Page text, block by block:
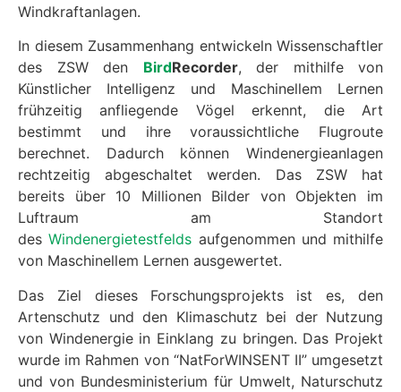
Windkraftanlagen.
In diesem Zusammenhang entwickeln Wissenschaftler
des ZSW den BirdRecorder, der mithilfe von
Künstlicher Intelligenz und Maschinellem Lernen
frühzeitig anfliegende Vögel erkennt, die Art
bestimmt und ihre voraussichtliche Flugroute
berechnet. Dadurch können Windenergieanlagen
rechtzeitig abgeschaltet werden. Das ZSW hat
bereits über 10 Millionen Bilder von Objekten im
Luftraum am Standort
desWindenergietestfelds aufgenommen und mithilfe
von Maschinellem Lernen ausgewertet.
Das Ziel dieses Forschungsprojekts ist es, den
Artenschutz und den Klimaschutz bei der Nutzung
von Windenergie in Einklang zu bringen. Das Projekt
wurde im Rahmen von “NatForWINSENT II” umgesetzt
und von Bundesministerium für Umwelt, Naturschutz